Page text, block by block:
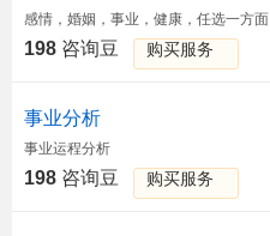
感情，婚姻，事业，健康，任选一方面
198 咨询豆 购买服务
事业分析
事业运程分析
198 咨询豆 购买服务